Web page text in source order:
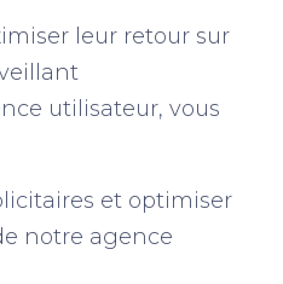
leur retour sur
utilisateur, vous
et optimiser
notre agence